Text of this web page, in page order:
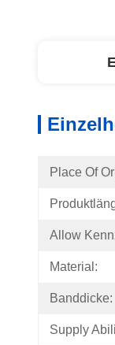
Place Of
Allow
Material:
Banddicke:
Supply